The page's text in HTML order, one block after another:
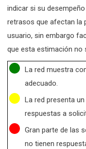
indicar si su
retrasos que afectan la
usuario, sin embargo
que esta estimación no
La red muestra
adecuado.
La red presenta
respuestas a
Gran parte de las
no tienen